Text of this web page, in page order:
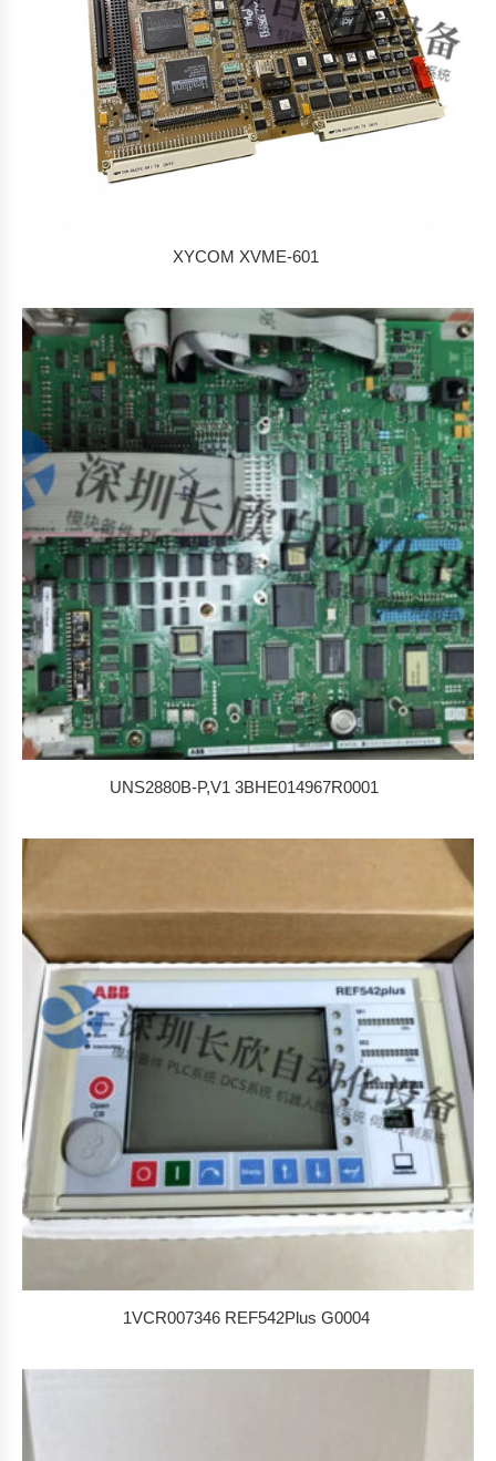
XYCOM XVME-601
UNS2880B-P,V1 3BHE014967R0001
1VCR007346 REF542Plus G0004